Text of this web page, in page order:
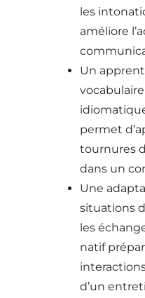
les
améliore
Un
permet
tournures
dans un
Une
situations
les
natif
interactions
d’un